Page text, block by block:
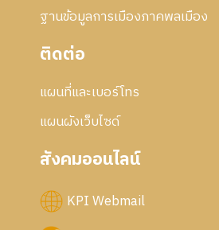
ฐานข้อมูลการเมืองภาคพลเมือง
ติดต่อ
แผนที่และเบอร์โทร
แผนผังเว็บไซด์
สังคมออนไลน์
KPI Webmail